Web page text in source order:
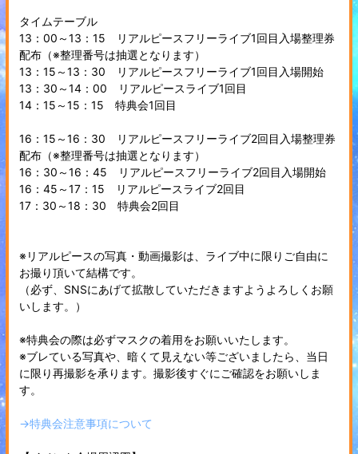
タイムテーブル
13：00～13：15 リアルピースフリーライブ1回目入場整理券
配布（※整理番号は抽選となります）
13：15～13：30 リアルピースフリーライブ1回目入場開始
13：30～14：00 リアルピースライブ1回目
14：15～15：15 特典会1回目
16：15～16：30 リアルピースフリーライブ2回目入場整理券
配布（※整理番号は抽選となります）
16：30～16：45 リアルピースフリーライブ2回目入場開始
16：45～17：15 リアルピースライブ2回目
17：30～18：30 特典会2回目
※リアルピースの写真・動画撮影は、ライブ中に限りご自由に
お撮り頂いて結構です。
（必ず、SNSにあげて拡散していただきますようよろしくお願
いします。）
※特典会の際は必ずマスクの着用をお願いいたします。
※ブレている写真や、暗くて見えない等ございましたら、当日
に限り再撮影を承ります。撮影後すぐにご確認をお願いしま
す。
→特典会注意事項について